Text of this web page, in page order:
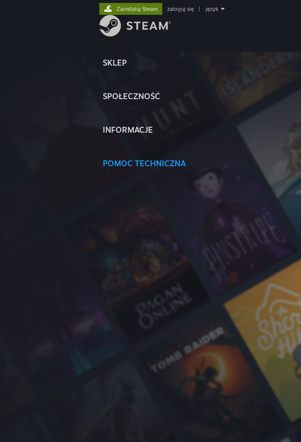
SKLEP
SPOŁECZNOŚĆ
INFORMACJE
POMOC TECHNICZNA
Zainstaluj Steam zaloguj się język